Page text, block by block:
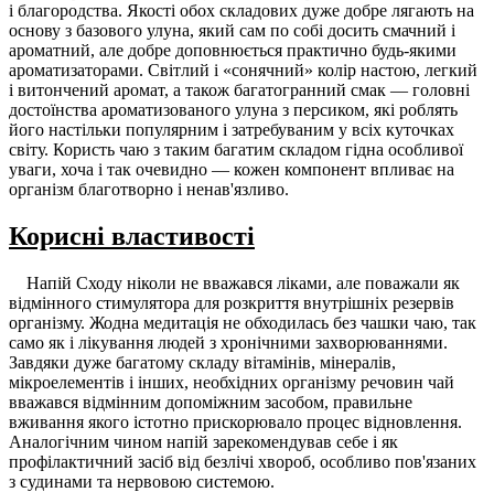
і благородства. Якості обох складових дуже добре лягають на
основу з базового улуна, який сам по собі досить смачний і
ароматний, але добре доповнюється практично будь-якими
ароматизаторами. Світлий і «сонячний» колір настою, легкий
і витончений аромат, а також багатогранний смак — головні
достоїнства ароматизованого улуна з персиком, які роблять
його настільки популярним і затребуваним у всіх куточках
світу. Користь чаю з таким багатим складом гідна особливої ​​
уваги, хоча і так очевидно — кожен компонент впливає на
організм благотворно і ненав'язливо.
Корисні властивості
Напій Сходу ніколи не вважався ліками, але поважали як
відмінного стимулятора для розкриття внутрішніх резервів
організму. Жодна медитація не обходилась без чашки чаю, так
само як і лікування людей з хронічними захворюваннями.
Завдяки дуже багатому складу вітамінів, мінералів,
мікроелементів і інших, необхідних організму речовин чай
вважався відмінним допоміжним засобом, правильне
вживання якого істотно прискорювало процес відновлення.
Аналогічним чином напій зарекомендував себе і як
профілактичний засіб від безлічі хвороб, особливо пов'язаних
з судинами та нервовою системою.